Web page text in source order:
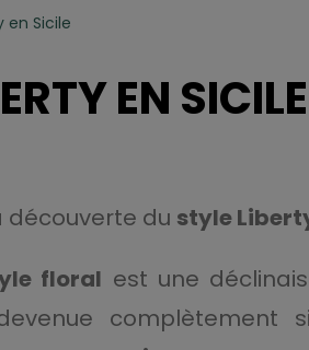
en Sicile
EN SICILE
découverte du style
floral est une
complètement